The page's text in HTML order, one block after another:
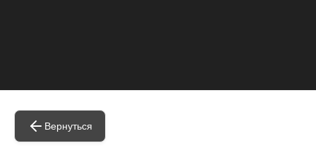
+7 (914) 970-13-62
Вернуться